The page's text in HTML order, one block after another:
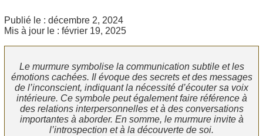
Publié le : décembre 2, 2024
Mis à jour le : février 19, 2025
Le murmure symbolise la communication subtile et les
émotions cachées. Il évoque des secrets et des messages
de l’inconscient, indiquant la nécessité d’écouter sa voix
intérieure. Ce symbole peut également faire référence à
des relations interpersonnelles et à des conversations
importantes à aborder. En somme, le murmure invite à
l’introspection et à la découverte de soi.